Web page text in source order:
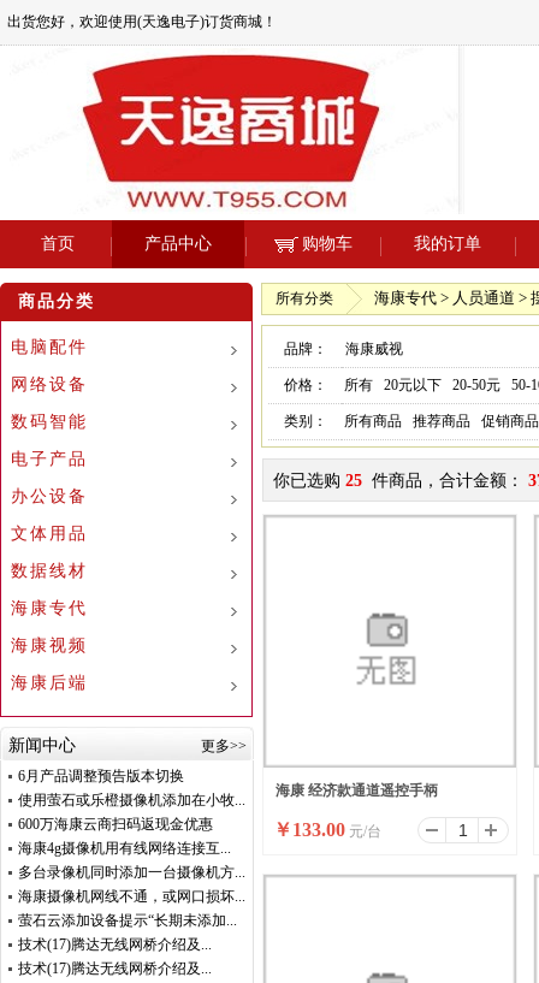
出货您好，欢迎使用(天逸电子)订货商城！
首页 产品中心 购物车 我的订单
商品分类
电脑配件
网络设备
数码智能
电子产品
办公设备
文体用品
数据线材
海康专代
海康视频
海康后端
新闻中心
更多>>
6月产品调整预告版本切换
使用萤石或乐橙摄像机添加在小牧...
600万海康云商扫码返现金优惠
海康4g摄像机用有线网络连接互...
多台录像机同时添加一台摄像机方...
海康摄像机网线不通，或网口损坏...
萤石云添加设备提示“长期未添加...
技术(17)腾达无线网桥介绍及...
技术(17)腾达无线网桥介绍及...
所有分类 海康专代 > 人员通道 >
品牌： 海康威视
价格： 所有 20元以下 20-50元 50-
类别： 所有商品 推荐商品 促销商品
你已选购 25 件商品，合计金额：
海康 经济款通道遥控手柄
￥133.00 元/台